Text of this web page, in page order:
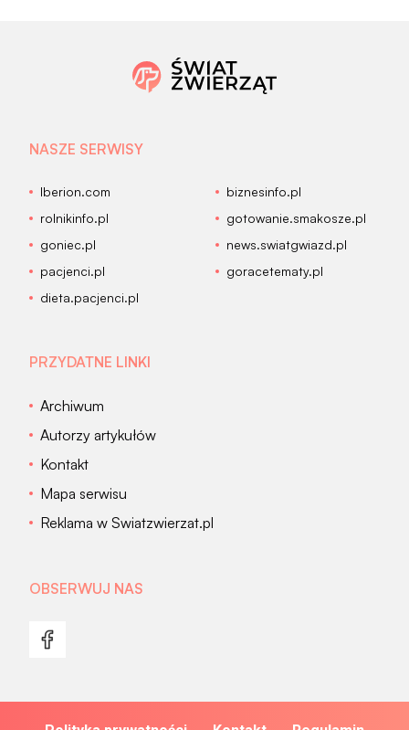
NASZE SERWISY
Iberion.com
biznesinfo.pl
rolnikinfo.pl
gotowanie.smakosze.pl
goniec.pl
news.swiatgwiazd.pl
pacjenci.pl
goracetematy.pl
dieta.pacjenci.pl
PRZYDATNE LINKI
Archiwum
Autorzy artykułów
Kontakt
Mapa serwisu
Reklama w Swiatzwierzat.pl
OBSERWUJ NAS